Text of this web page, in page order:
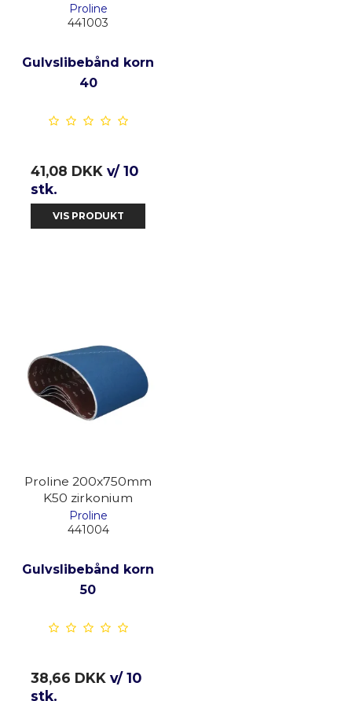
Proline
441003
Gulvslibebånd korn
40
41,08 DKK v/ 10
stk.
VIS PRODUKT
Proline 200x750mm
K50 zirkonium
Proline
441004
Gulvslibebånd korn
50
38,66 DKK v/ 10
stk.